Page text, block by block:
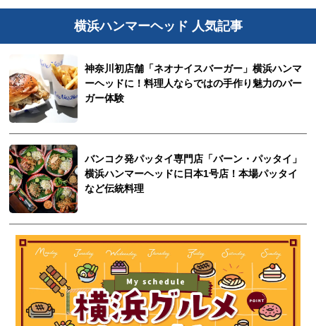
横浜ハンマーヘッド 人気記事
神奈川初店舗「ネオナイスバーガー」横浜ハンマ
ーヘッドに！料理人ならではの手作り魅力のバー
ガー体験
バンコク発パッタイ専門店「バーン・パッタイ」
横浜ハンマーヘッドに日本1号店！本場パッタイ
など伝統料理